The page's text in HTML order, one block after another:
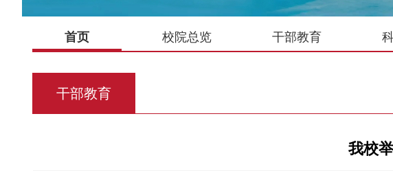
首页 校院总览 干部教育
干部教育
我校